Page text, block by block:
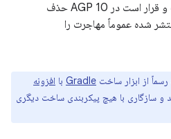
است و قرار است در AGP 10 حذف
شده عموماً مهاجرت را
رسماً از ابزار ساخت Gradle با افزونه
و سازگاری با هیچ پیکربندی ساخت دیگری